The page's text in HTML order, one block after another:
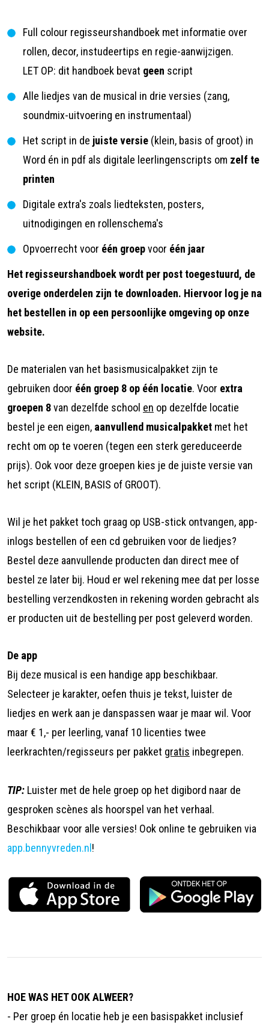
Full colour regisseurshandboek met informatie over
rollen, decor, instudeertips en regie-aanwijzigen.
LET OP: dit handboek bevat geen script
Alle liedjes van de musical in drie versies (zang,
soundmix-uitvoering en instrumentaal)
Het script in de juiste versie (klein, basis of groot) in
Word én in pdf als digitale leerlingenscripts om zelf te
printen
Digitale extra's zoals liedteksten, posters,
uitnodigingen en rollenschema's
Opvoerrecht voor één groepvoor één jaar
Het regisseurshandboek wordt per post toegestuurd, de
overige onderdelen zijn te downloaden. Hiervoor log je na
het bestellen in op een persoonlijke omgeving op onze
website.
De materialen van het basismusicalpakket zijn te
gebruiken door één groep 8 op één locatie. Voor extra
groepen 8van dezelfde school en op dezelfde locatie
bestel je een eigen, aanvullend musicalpakket met het
recht om op te voeren (tegen een sterk gereduceerde
prijs). Ook voor deze groepen kies je de juiste versie van
het script (KLEIN, BASIS of GROOT).
Wil je het pakket toch graag op USB-stick ontvangen, app-
inlogs bestellen of een cd gebruiken voor de liedjes?
Bestel deze aanvullende producten dan direct mee of
bestel ze later bij. Houd er wel rekening mee dat per losse
bestelling verzendkosten in rekening worden gebracht als
er producten uit de bestelling per post geleverd worden.
De app
Bij deze musical is een handige app beschikbaar.
Selecteer je karakter, oefen thuis je tekst, luister de
liedjes en werk aan je danspassen waar je maar wil. Voor
maar € 1,- per leerling, vanaf 10 licenties twee
leerkrachten/regisseurs per pakket gratis inbegrepen.
TIP: Luister met de hele groep op het digibord naar de
gesproken scènes als hoorspel van het verhaal.
Beschikbaar voor alle versies! Ook online te gebruiken via
app.bennyvreden.nl!
HOE WAS HET OOK ALWEER?
- Per groep én locatie heb je een basispakket inclusief